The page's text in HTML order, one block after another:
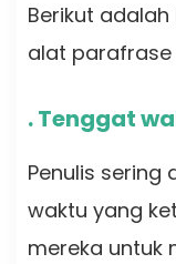
Berikut
alat parafrase
. Tenggat
Penulis
waktu yang
mereka untuk